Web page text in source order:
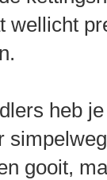
wellicht
heb
gooit,